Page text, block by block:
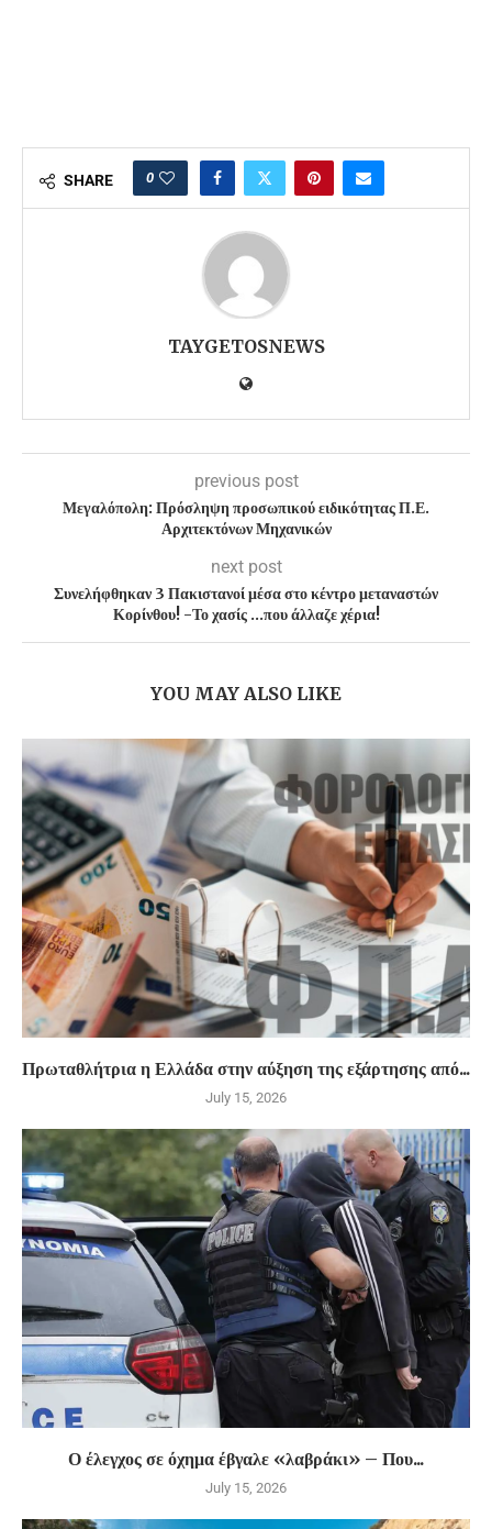
SHARE 0
TAYGETOSNEWS
previous post
Μεγαλόπολη: Πρόσληψη προσωπικού ειδικότητας Π.Ε.
Αρχιτεκτόνων Μηχανικών
next post
Συνελήφθηκαν 3 Πακιστανοί μέσα στο κέντρο μεταναστών
Κορίνθου! -Το χασίς …που άλλαζε χέρια!
YOU MAY ALSO LIKE
Πρωταθλήτρια η Ελλάδα στην αύξηση της εξάρτησης από...
July 15, 2026
Ο έλεγχος σε όχημα έβγαλε «λαβράκι» – Που...
July 15, 2026